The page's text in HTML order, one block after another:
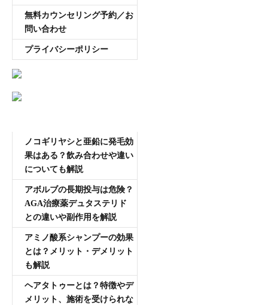
無料カウンセリング予約／お
問い合わせ
プライバシーポリシー
ノコギリヤシと亜鉛に発毛効
果はある？飲み合わせや違い
についても解説
アボルブの長期投与は危険？
AGA治療薬デュタステリド
との違いや副作用を解説
アミノ酸系シャンプーの効果
とは？メリット・デメリット
も解説
ヘアタトゥーとは？特徴やデ
メリット、施術を受けられな